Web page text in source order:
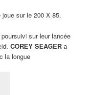
sur le 200 X 85.
sur leur lancée
COREY SEAGER a
la longue